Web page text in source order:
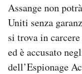
AREA PERSONALE
Area Personale
Newsletter
Notifiche
Assange non
Uniti senza
si trova in
ed è accusato
dell’Espionage